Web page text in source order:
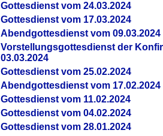
Gottesdienst vom 24.03.2024
Gottesdienst vom 17.03.2024
Abendgottesdienst vom 09.03.2024
Vorstellungsgottesdienst der
03.03.2024
Gottesdienst vom 25.02.2024
Abendgottesdienst vom 17.02.2024
Gottesdienst vom 11.02.2024
Gottesdienst vom 04.02.2024
Gottesdienst vom 28.01.2024